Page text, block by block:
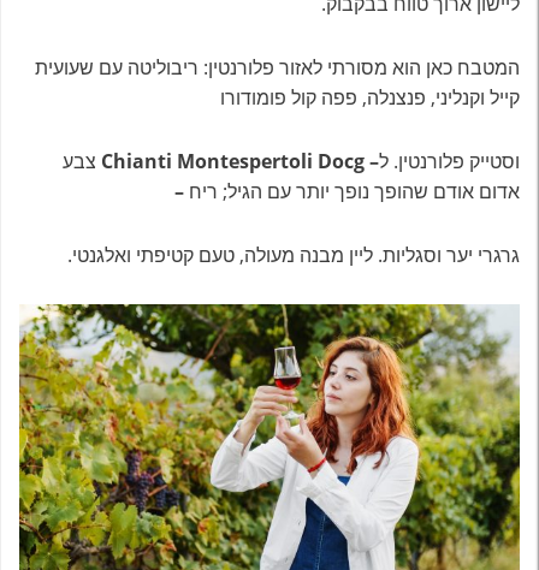
המטבח כאן הוא מסורתי לאזור פלורנטין: ריבוליטה עם שעועית
קייל וקנליני, פנצנלה, פפה קול פומודורו
וסטייק פלורנטין. ל– Chianti Montespertoli Docg
צבע
אדום אודם שהופך נופך יותר עם הגיל; ריח –
גרגרי יער וסגליות. ליין מבנה מעולה, טעם קטיפתי ואלגנטי.